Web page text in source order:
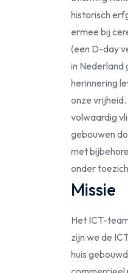
historisch
ermee bij
(een D-day
in Nederland
herinnering
onze
volwaardig
gebouwen
met
onder
Missie
Het ICT-
zijn we de
huis